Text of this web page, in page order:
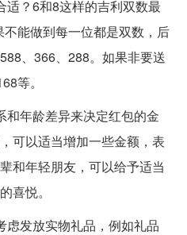
适？6和8这样的吉利双数最
能做到每一位都是双数，后
、366、288。如果非要送
等。
和年龄差异来决定红包的金
可以适当增加一些金额，表
和年轻朋友，可以给予适当
喜悦。
虑发放实物礼品，例如礼品